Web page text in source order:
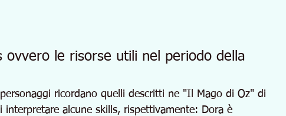
ovvero le risorse utili nel periodo della
ricordano quelli descritti ne "Il Mago di Oz" di
interpretare alcune skills, rispettivamente: Dora è